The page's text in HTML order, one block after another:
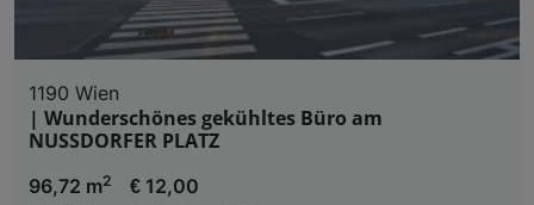
1190 Wien
| Wunderschönes gekühltes Büro am
NUSSDORFER PLATZ
96,72 m2
€ 12,00